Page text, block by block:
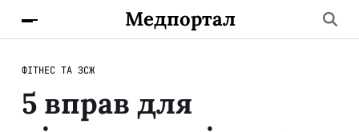
Медпортал
ФІТНЕС ТА ЗСЖ
5 вправ для